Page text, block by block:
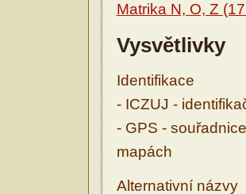
Matrika N, O, Z
Vysvětlivky
Identifikace
- ICZUJ -
- GPS -
mapách
Alternativní názvy